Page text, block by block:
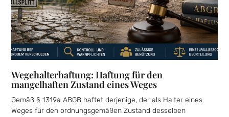
Wegehalterhaftung: Haftung für den
mangelhaften Zustand eines Weges
Gemäß § 1319a ABGB haftet derjenige, der als Halter eines
Weges für den ordnungsgemäßen Zustand desselben